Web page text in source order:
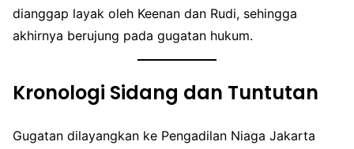
dianggap layak oleh Keenan dan Rudi, sehingga
akhirnya berujung pada gugatan hukum.
Kronologi Sidang dan Tuntutan
Gugatan dilayangkan ke Pengadilan Niaga Jakarta